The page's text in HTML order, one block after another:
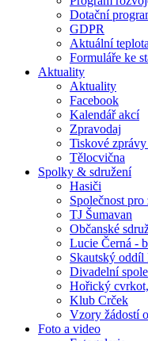
Dotační
GDPR
Aktuální teplota
Formuláře ke
Aktuality
Aktuality
Facebook
Kalendář akcí
Zpravodaj
Tiskové zprávy
Tělocvična
Spolky & sdružení
Hasiči
Společnost
TJ Šumavan
Občanské
Lucie Černá -
Skautský oddíl
Divadelní
Hořický
Klub Crček
Vzory žádostí
Foto a video